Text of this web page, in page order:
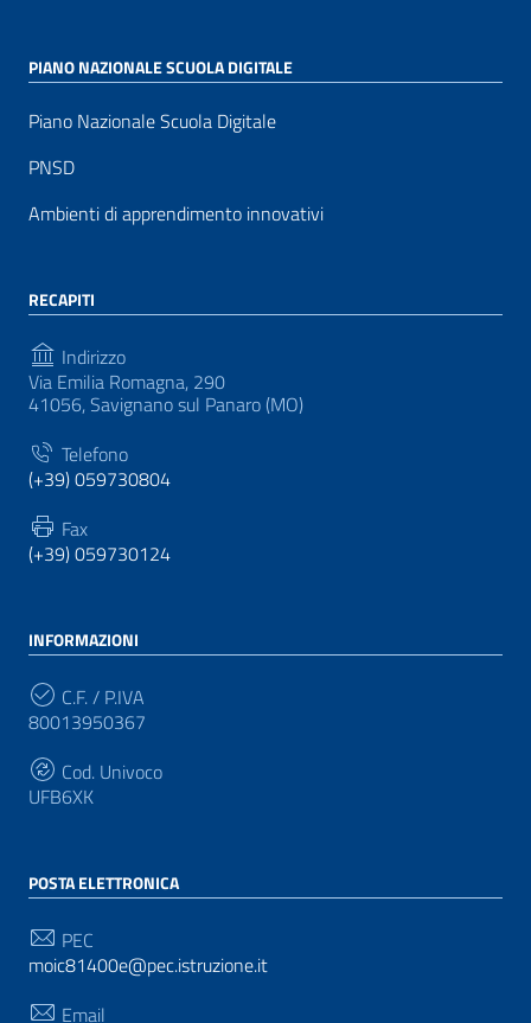
PIANO NAZIONALE SCUOLA DIGITALE
Piano Nazionale Scuola Digitale
PNSD
Ambienti di apprendimento innovativi
RECAPITI
Indirizzo
Via Emilia Romagna, 290
41056, Savignano sul Panaro (MO)
Telefono
(+39) 059730804
Fax
(+39) 059730124
INFORMAZIONI
C.F. / P.IVA
80013950367
Cod. Univoco
UFB6XK
POSTA ELETTRONICA
PEC
moic81400e@pec.istruzione.it
Email